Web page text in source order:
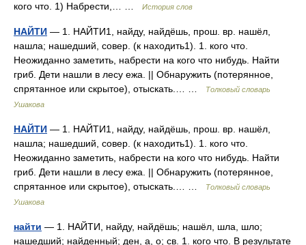
кого что. 1) Набрести,… …
История слов
НАЙТИ — 1. НАЙТИ1, найду, найдёшь, прош. вр. нашёл,
нашла; нашедший, совер. (к находить1). 1. кого что.
Неожиданно заметить, набрести на кого что нибудь. Найти
гриб. Дети нашли в лесу ежа. || Обнаружить (потерянное,
спрятанное или скрытое), отыскать.… …
Толковый словарь
Ушакова
НАЙТИ — 1. НАЙТИ1, найду, найдёшь, прош. вр. нашёл,
нашла; нашедший, совер. (к находить1). 1. кого что.
Неожиданно заметить, набрести на кого что нибудь. Найти
гриб. Дети нашли в лесу ежа. || Обнаружить (потерянное,
спрятанное или скрытое), отыскать.… …
Толковый словарь
Ушакова
найти — 1. НАЙТИ, найду, найдёшь; нашёл, шла, шло;
нашедший; найденный; ден, а, о; св. 1. кого что. В результате